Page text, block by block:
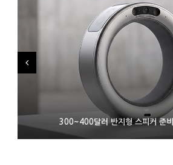
300~400달러 반지형 스피커 준비
조용히 스팀 프레임 검증 요구사
9월 4일부터 서비스 접는 안드로이드 장